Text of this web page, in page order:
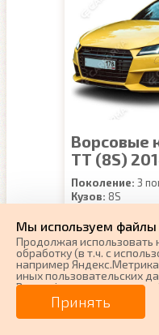
Ворсовые
TT (8S)
Поколение: 3
Кузов: 8S
Есть
Примечание:
Материал:ВОРС
Доставка:
Гарантия:1 год
Производитель:
Мы используем файлы
Продолжая использовать
обработку (в т.ч. с
например
иных пользовательских
Вашем ip-адресе,
устройства, времени
ресурсах сети Интернет,
переходы на наш сайт,
Принять